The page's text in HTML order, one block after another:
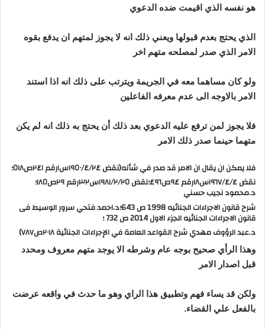
هو نفسه الذي اقيمت ضده الدعوي
الذي يحتج بعدم قبولها ويعني ذلك انه لا يجوز لمتهم ان يدفع بقوه
الامر الذي صدر لمصلحه متهم اخر
ولو كان مساهما معه في الجريمة ويترتب على ذلك انه اذا استند
الامر بالاوجه الى عدم معرفه الفاعلين
فلا يجوز لمن ترفع عليه الدعوي بعد ذلك أن يحتج به ذلك انه لم يكن
متهما حينما صدر ذلك الامر
فلا يمكن ان يقال ان الامر قد صدر في شأنه(نقض ١٩٥٠/٤/٢٤س١رقم ٢٤١ص٥١٨؛
ن
قض ١٩٦٧/٤/٤س١٨رقم ٩٤ص٤٩٦؛نقض ١٩٨١/٢/٢٥س٣٢رقم ٢٩ص١٨٥؛
د.محمود نجيب حسني
شرح قانون الاجراءات الجنائيه 1998 ص 643؛د.احمد فتحي سرور الوسيط فى
قانون الاجراءات الجنائيه الجزء الاول 2014 ص 732
؛
د.عبد الرؤوف مهدي شرح القواعد العامة في الإجراءات الجنائية ٢٠١٨ص٧٨٧)
وهذا الرأي صحيح بوجه عام وشرطه الا يوجد متهم معروف ومحدد
قبل اصدار الامر
ولكن قد يساء فهم وتطبيق هذا الراي وهو ما حدث في واقعه عرضت
بالفعل علي القضاء.